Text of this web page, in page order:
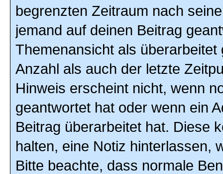
begrenzten Zeitraum nach
jemand auf deinen Beitrag
Themenansicht als
Anzahl als auch der letzte
Hinweis erscheint nicht, wenn
geantwortet hat oder wenn ein
Beitrag überarbeitet hat. Diese
halten, eine Notiz hinterlassen,
Bitte beachte, dass normale